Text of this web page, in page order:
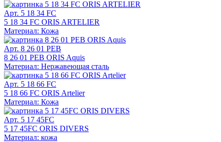
Арт. 5 18 34 FC
5 18 34 FC ORIS ARTELIER
Материал: Кожа
Арт. 8 26 01 PEB
8 26 01 PEB ORIS Aquis
Материал: Нержавеющая сталь
Арт. 5 18 66 FC
5 18 66 FC ORIS Artelier
Материал: Кожа
Арт. 5 17 45FC
5 17 45FC ORIS DIVERS
Материал: кожа